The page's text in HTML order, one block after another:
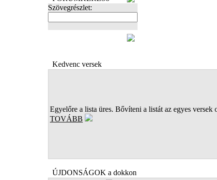
Szövegrészlet:
Kedvenc versek
Egyelőre a lista üres. Bővíteni a listát az egyes versek
TOVÁBB
ÚJDONSÁGOK a dokkon